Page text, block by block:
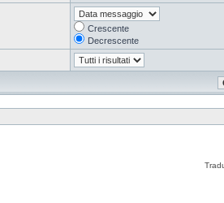
Crescente
Decrescente